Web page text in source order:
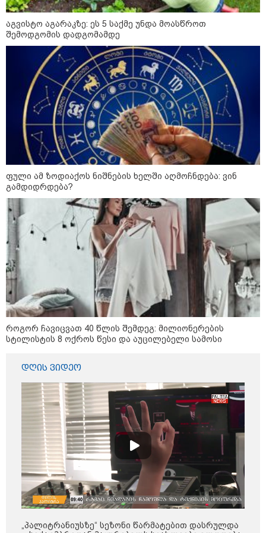
ხანძარი - რუსეთმა კიევზე
იერიში ბალისტიკური
რაკეტებით მიიტანა
14:13 / 04-08-2026
მორიგი თავდასხმა რუსეთში,
ნავთობგადამამუშავებელ
ქარხანაზე - რა დეტალებია
ცნობილი
კატეგორიის ყველა სიახლე
კატეგორიები
10
აგვისტო
დღის ზოგადი
ასტროლოგიური
პროგნოზი
აგვისტო აგარაკზე: ეს 5 საქმე უნდა მოასწროთ
შემოდგომის დადგომამდე
ფული ამ ზოდიაქოს ნიშნების ხელში აღმოჩნდება: ვინ
გამდიდრდება?
როგორ ჩავიცვათ 40 წლის შემდეგ: მილიონერების
სტილისტის 8 ოქროს წესი და აუცილებელი სამოსი
დღის ვიდეო
„პალიტრანიუსზე“ სეზონი წარმატებით დასრულდა